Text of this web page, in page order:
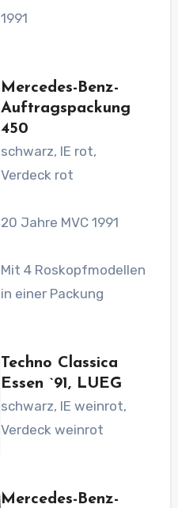
1991
Mercedes-Benz-
Auftragspackung
450
schwarz, IE rot,
Verdeck rot
20 Jahre MVC 1991
Mit 4 Roskopfmodellen
in einer Packung
Techno Classica
Essen `91 , LUEG
schwarz, IE weinrot,
Verdeck weinrot
Mercedes-Benz-